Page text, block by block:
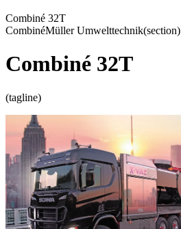
Combiné 32T
CombinéMüller Umwelttechnik(section)
Combiné 32T
(tagline)